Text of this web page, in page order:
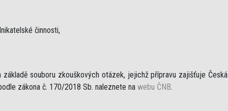
činnosti,
základě souboru zkouškových otázek, jejichž přípravu zajišťuje
zákona č. 170/2018 Sb. naleznete na webu ČNB.